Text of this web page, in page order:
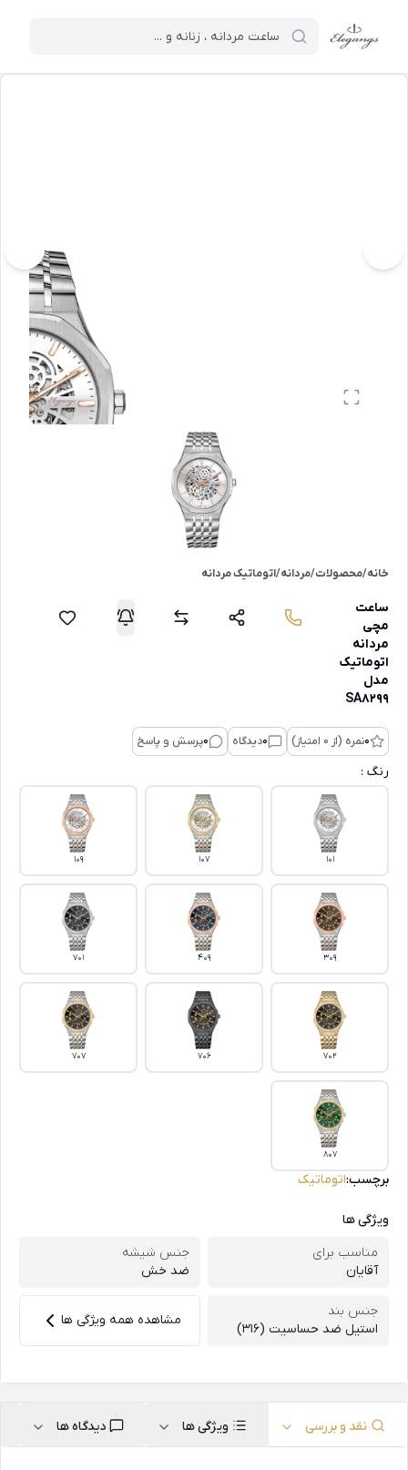
خانه/محصولات/مردانه/اتوماتیک مردانه
ساعت
مچی
مردانه
اتوماتیک
مدل
SA8299
0نمره (از 0 امتیاز) 0دیدگاه 0پرسش و پاسخ
رنگ :
101
107
109
309
409
701
702
706
707
807
برچسب:اتوماتیک
ویژگی ها
مناسب برای
آقایان
جنس شیشه
ضد خش
جنس بند
استیل ضد حساسیت (316)
مشاهده همه ویژگی ها
نقد و بررسی ویژگی ها دیدگاه ها